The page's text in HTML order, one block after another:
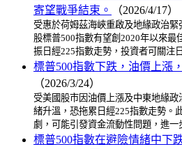
寄望戰爭結束。
（2026/4/17）
受惠於荷姆茲海峽重啟及地緣政治
股標普500指數有望創2020年以來最
振日經225指數走勢，投資者可關注
標普500指數下跌，油價上漲
（2026/3/24）
受美國股市因油價上漲及中東地緣
緒升溫，恐拖累日經225指數走勢。
劇，可能引發資金流動性問題，進
標普500指數在避險情緒中下